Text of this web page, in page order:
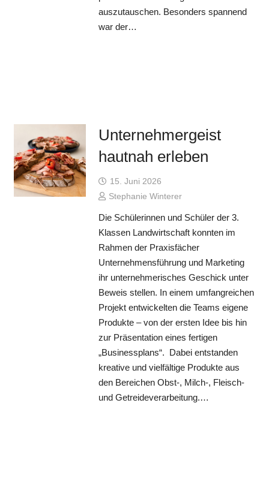
auszutauschen. Besonders spannend
war der…
Unternehmergeist
hautnah erleben
15. Juni 2026
Stephanie Winterer
Die Schülerinnen und Schüler der 3.
Klassen Landwirtschaft konnten im
Rahmen der Praxisfächer
Unternehmensführung und Marketing
ihr unternehmerisches Geschick unter
Beweis stellen. In einem umfangreichen
Projekt entwickelten die Teams eigene
Produkte – von der ersten Idee bis hin
zur Präsentation eines fertigen
„Businessplans“. Dabei entstanden
kreative und vielfältige Produkte aus
den Bereichen Obst-, Milch-, Fleisch-
und Getreideverarbeitung.…